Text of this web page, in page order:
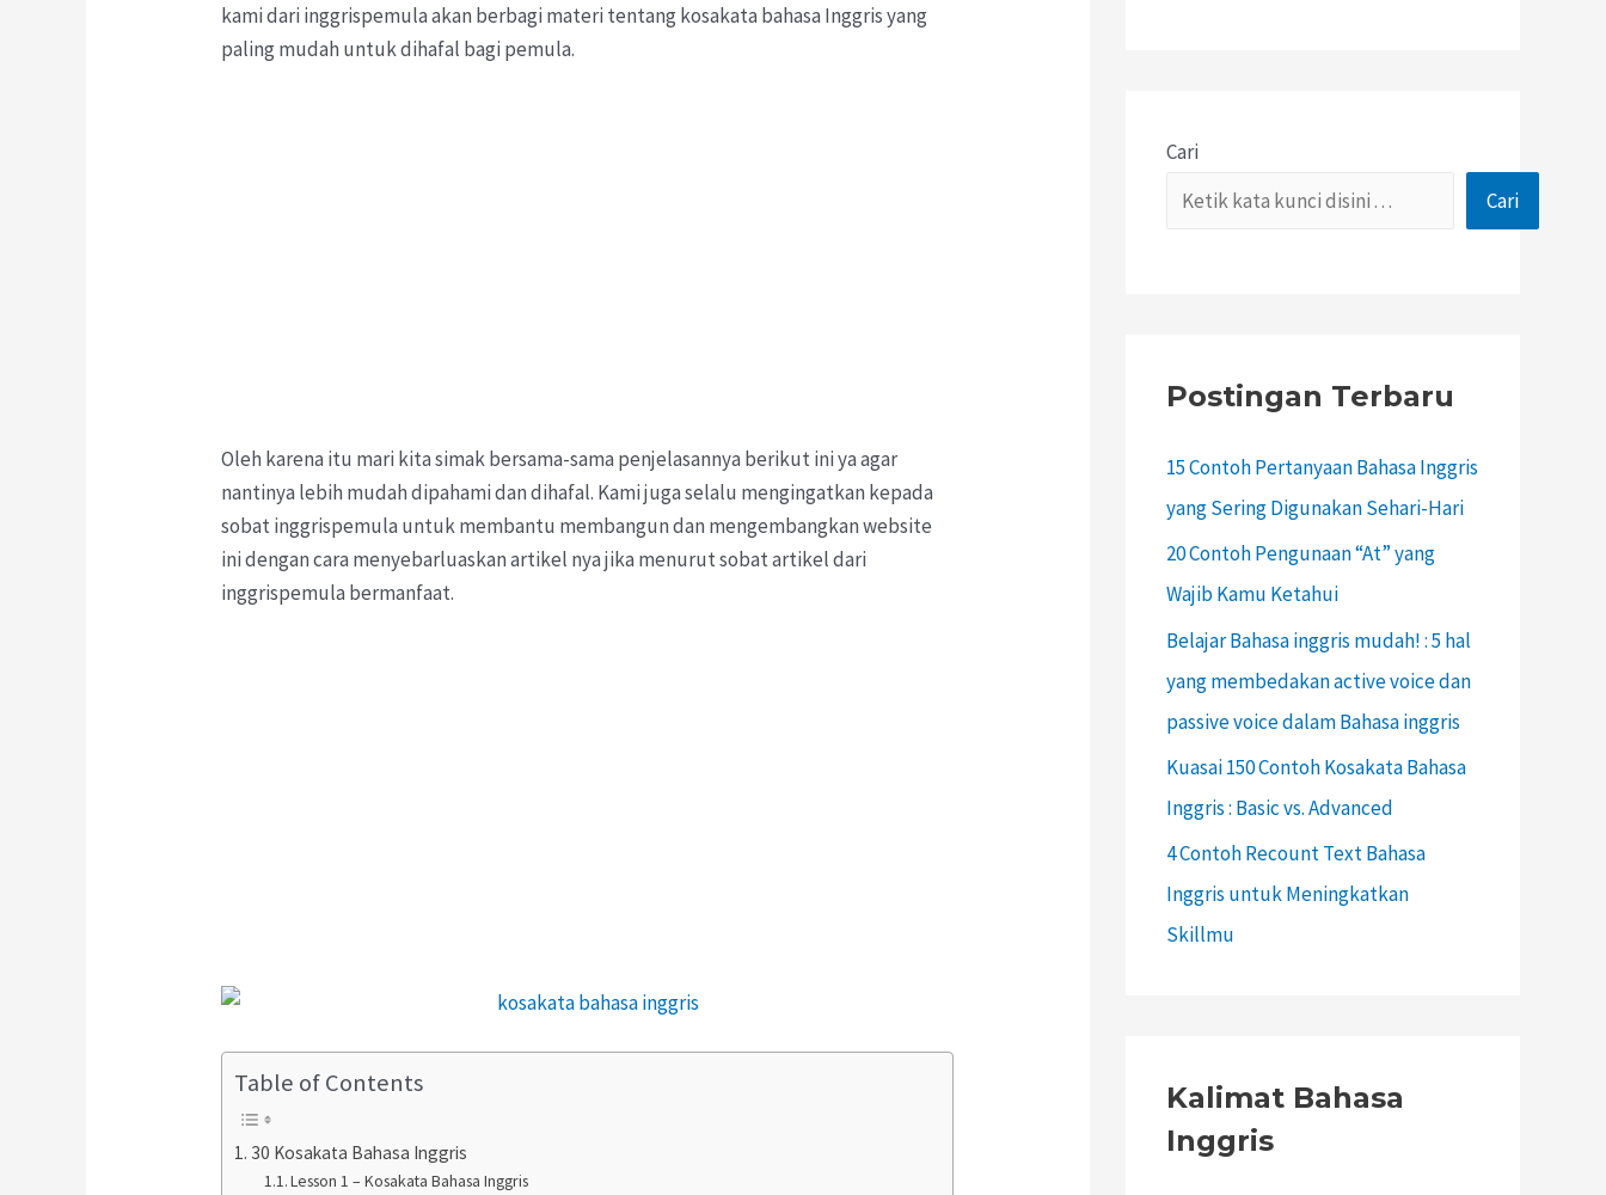
kami dari inggrispemula akan berbagi materi tentang kosakata bahasa Inggris yang
paling mudah untuk dihafal bagi pemula.
Oleh karena itu mari kita simak bersama-sama penjelasannya berikut ini ya agar
nantinya lebih mudah dipahami dan dihafal. Kami juga selalu mengingatkan kepada
sobat inggrispemula untuk membantu membangun dan mengembangkan website
ini dengan cara menyebarluaskan artikel nya jika menurut sobat artikel dari
inggrispemula bermanfaat.
Table of Contents
30 Kosakata Bahasa Inggris
Lesson 1 – Kosakata Bahasa Inggris
Cari
Cari
Postingan Terbaru
15 Contoh Pertanyaan Bahasa Inggris
yang Sering Digunakan Sehari-Hari
20 Contoh Pengunaan “At” yang
Wajib Kamu Ketahui
Belajar Bahasa inggris mudah! : 5 hal
yang membedakan active voice dan
passive voice dalam Bahasa inggris
Kuasai 150 Contoh Kosakata Bahasa
Inggris : Basic vs. Advanced
4 Contoh Recount Text Bahasa
Inggris untuk Meningkatkan
Skillmu
Kalimat Bahasa
Inggris